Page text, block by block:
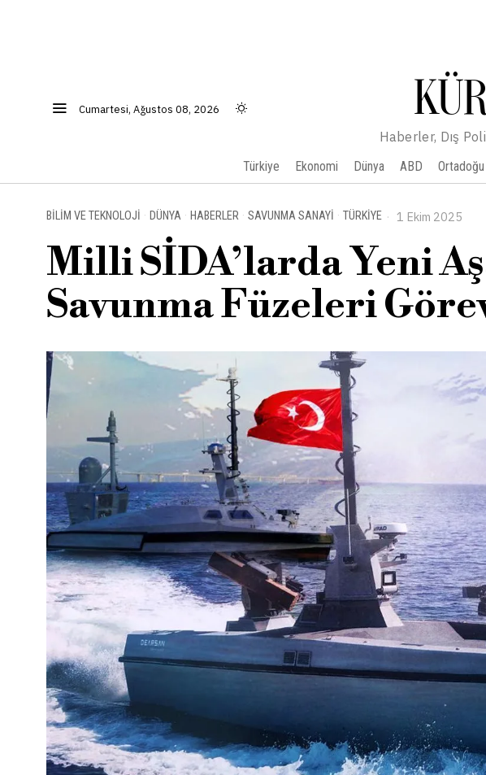
Cumartesi, Ağustos 08, 2026
Haberler, Dış
Türkiye Ekonomi Dünya ABD Ortadoğu
BILIM VE TEKNOLOJI · DÜNYA · HABERLER · SAVUNMA SANAYI · TÜRKIYE 1 Ekim 2025
Milli SİDA’larda Yeni
Savunma Füzeleri